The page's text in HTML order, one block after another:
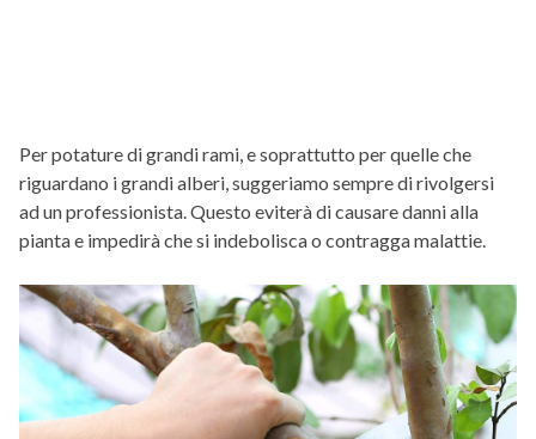
Per potature di grandi rami, e soprattutto per quelle che
riguardano i grandi alberi, suggeriamo sempre di rivolgersi
ad un professionista. Questo eviterà di causare danni alla
pianta e impedirà che si indebolisca o contragga malattie.